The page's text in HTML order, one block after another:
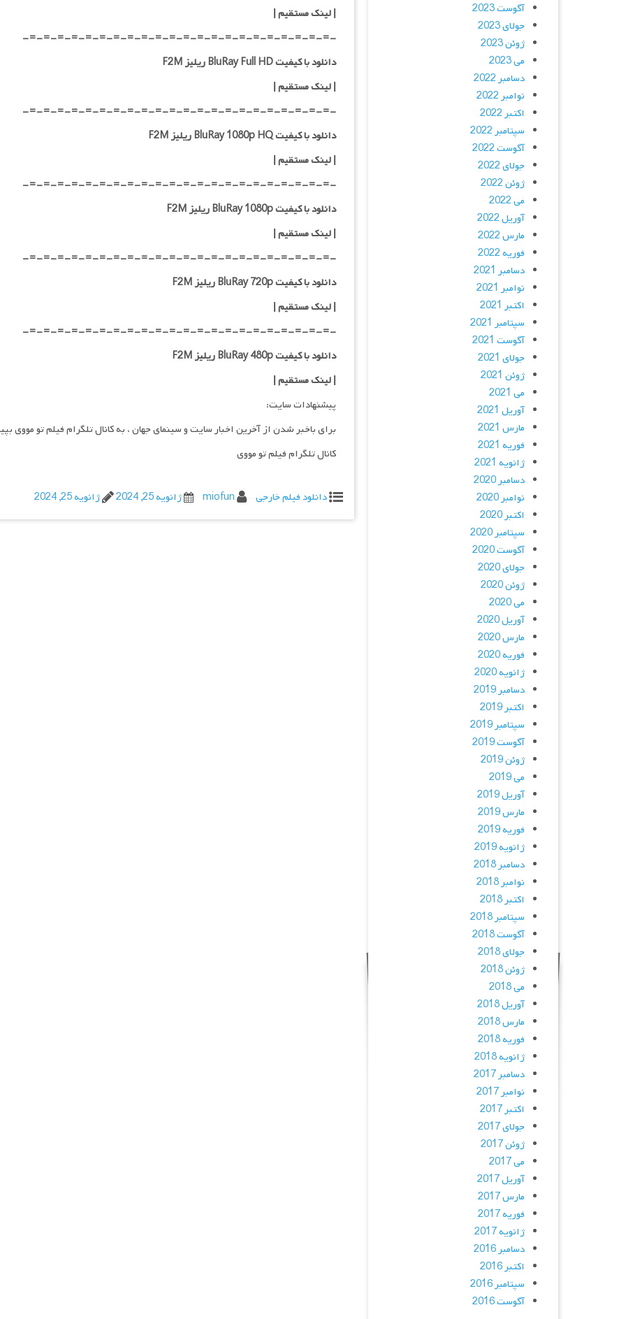
| لینک مستقیم|
-=-=-=-=-=-=-=-=-=-=-=-=-=-=-=-=-=-=-=-=-=-=-
دانلود با کیفیت BluRay Full HD ریلیز F2M
|لینک مستقیم|
-=-=-=-=-=-=-=-=-=-=-=-=-=-=-=-=-=-=-=-=-=-=-
دانلود با کیفیت BluRay 1080p HQ ریلیز F2M
|لینک مستقیم|
-=-=-=-=-=-=-=-=-=-=-=-=-=-=-=-=-=-=-=-=-=-=-
دانلود با کیفیت BluRay 1080p ریلیز F2M
|لینک مستقیم|
-=-=-=-=-=-=-=-=-=-=-=-=-=-=-=-=-=-=-=-=-=-=-
دانلود با کیفیت BluRay 720p ریلیز F2M
| لینک مستقیم|
-=-=-=-=-=-=-=-=-=-=-=-=-=-=-=-=-=-=-=-=-=-=-
دانلود با کیفیت BluRay 480p ریلیز F2M
| لینک مستقیم|
پیشنهادات سایت:
برای باخبر شدن از آخرین اخبار سایت و سینمای جهان ، به کانال تلگرام فیلم تو مووی
کانال تلگرام فیلم تو مووی
دانلود فیلم خارجی miofun ژانویه 25, 2024 ژانویه 25, 2024
آگوست 2023
جولای 2023
ژوئن 2023
می 2023
دسامبر 2022
نوامبر 2022
اکتبر 2022
سپتامبر 2022
آگوست 2022
جولای 2022
ژوئن 2022
می 2022
آوریل 2022
مارس 2022
فوریه 2022
دسامبر 2021
نوامبر 2021
اکتبر 2021
سپتامبر 2021
آگوست 2021
جولای 2021
ژوئن 2021
می 2021
آوریل 2021
مارس 2021
فوریه 2021
ژانویه 2021
دسامبر 2020
نوامبر 2020
اکتبر 2020
سپتامبر 2020
آگوست 2020
جولای 2020
ژوئن 2020
می 2020
آوریل 2020
مارس 2020
فوریه 2020
ژانویه 2020
دسامبر 2019
اکتبر 2019
سپتامبر 2019
آگوست 2019
ژوئن 2019
می 2019
آوریل 2019
مارس 2019
فوریه 2019
ژانویه 2019
دسامبر 2018
نوامبر 2018
اکتبر 2018
سپتامبر 2018
آگوست 2018
جولای 2018
ژوئن 2018
می 2018
آوریل 2018
مارس 2018
فوریه 2018
ژانویه 2018
دسامبر 2017
نوامبر 2017
اکتبر 2017
جولای 2017
ژوئن 2017
می 2017
آوریل 2017
مارس 2017
فوریه 2017
ژانویه 2017
دسامبر 2016
اکتبر 2016
سپتامبر 2016
آگوست 2016